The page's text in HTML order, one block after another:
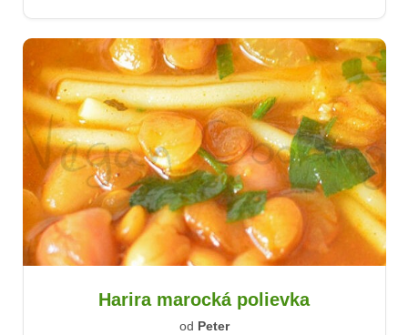
Harira marocká polievka
od Peter